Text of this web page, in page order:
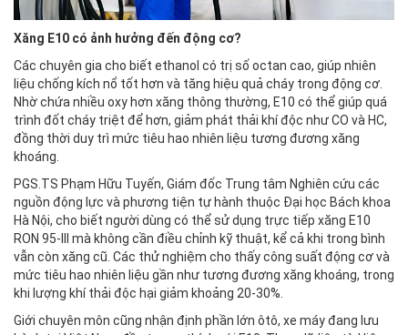
Xăng E10 có ảnh hưởng đến động cơ?
Các chuyên gia cho biết ethanol có trị số octan cao, giúp nhiên
liệu chống kích nổ tốt hơn và tăng hiệu quả cháy trong động cơ.
Nhờ chứa nhiều oxy hơn xăng thông thường, E10 có thể giúp quá
trình đốt cháy triệt để hơn, giảm phát thải khí độc như CO và HC,
đồng thời duy trì mức tiêu hao nhiên liệu tương đương xăng
khoáng.
PGS.TS Phạm Hữu Tuyến, Giám đốc Trung tâm Nghiên cứu các
nguồn động lực và phương tiện tự hành thuộc Đại học Bách khoa
Hà Nội, cho biết người dùng có thể sử dụng trực tiếp xăng E10
RON 95-III mà không cần điều chỉnh kỹ thuật, kể cả khi trong bình
vẫn còn xăng cũ. Các thử nghiệm cho thấy công suất động cơ và
mức tiêu hao nhiên liệu gần như tương đương xăng khoáng, trong
khi lượng khí thải độc hại giảm khoảng 20-30%.
Giới chuyên môn cũng nhận định phần lớn ôtô, xe máy đang lưu